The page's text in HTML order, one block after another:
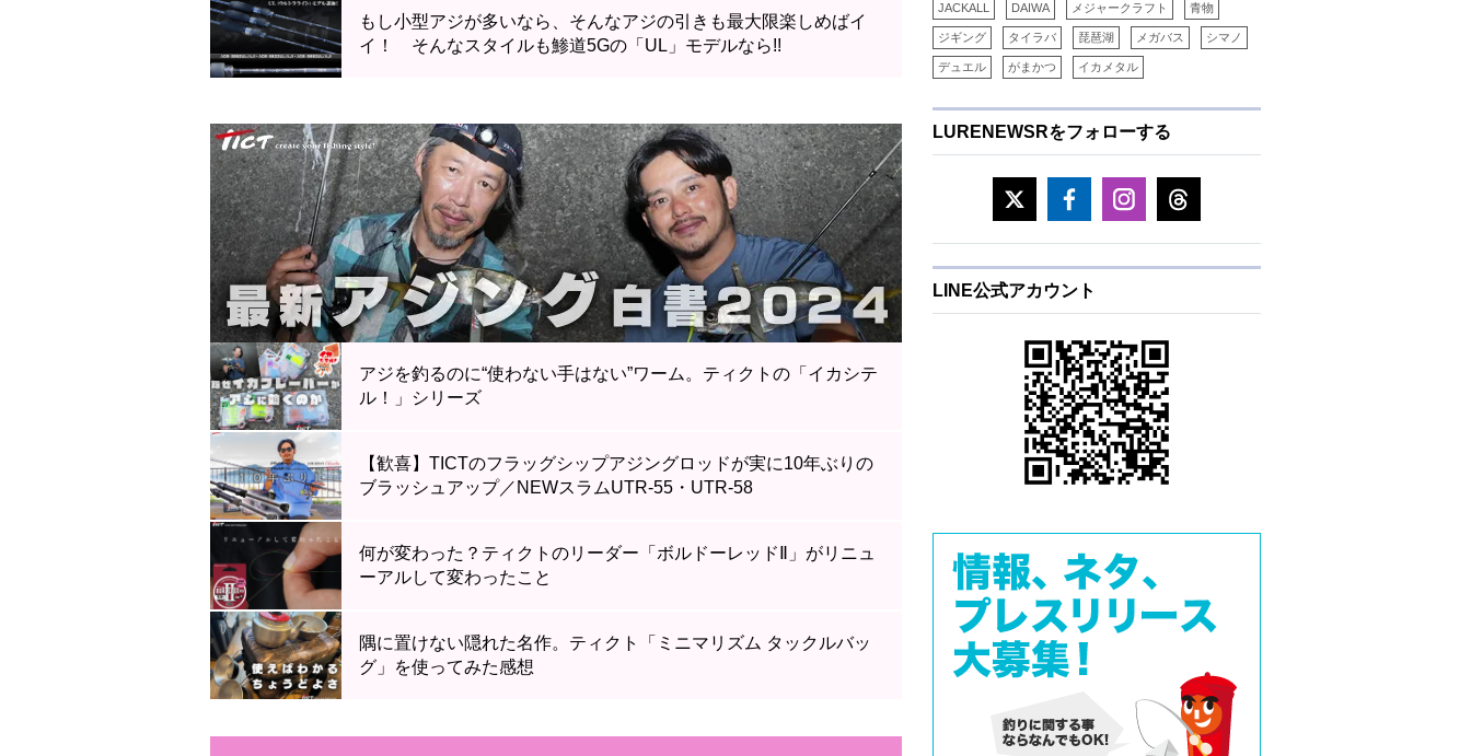
もし小型アジが多いなら、そんなアジの引きも最大限楽しめばイ
イ！ そんなスタイルも鯵道5Gの「UL」モデルなら!!
アジを釣るのに“使わない手はない”ワーム。ティクトの「イカシテ
ル！」シリーズ
【歓喜】TICTのフラッグシップアジングロッドが実に10年ぶりの
ブラッシュアップ／NEWスラムUTR-55・UTR-58
何が変わった？ティクトのリーダー「ボルドーレッドⅡ」がリニュ
ーアルして変わったこと
隅に置けない隠れた名作。ティクト「ミニマリズム タックルバッ
グ」を使ってみた感想
JACKALL DAIWA メジャークラフト 青物
ジギング タイラバ 琵琶湖 メガバス シマノ
デュエル がまかつ イカメタル
LURENEWSRをフォローする
LINE公式アカウント